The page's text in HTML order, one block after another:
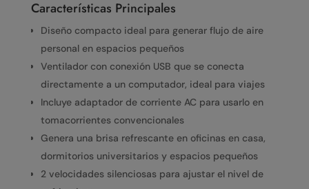
Características Principales
Diseño compacto ideal para generar flujo de aire
personal en espacios pequeños
Ventilador con conexión USB que se conecta
directamente a un computador, ideal para viajes
Incluye adaptador de corriente AC para usarlo en
tomacorrientes convencionales
Genera una brisa refrescante en oficinas en casa,
dormitorios universitarios y espacios pequeños
2 velocidades silenciosas para ajustar el nivel de